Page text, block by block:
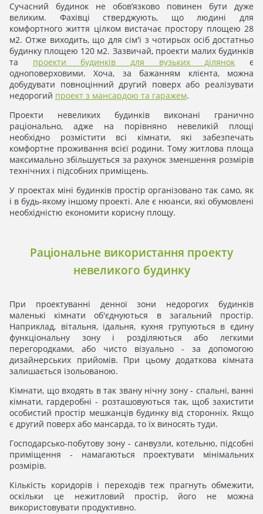
Сучасний будинок не обов’язково повинен бути дуже
великим. Фахівці стверджують, що людині для
комфортного життя цілком вистачає простору площею 28
м2. Отже виходить, що для сім'ї з чотирьох осіб достатньо
будинку площею 120 м2. Зазвичай, проекти малих будинків
та проекти будинків для вузьких ділянок є
одноповерховими. Хоча, за бажанням клієнта, можна
добудувати повноцінний другий поверх або реалізувати
недорогий проект з мансардою та гаражем.
Проекти невеликих будинків виконані гранично
раціонально, адже на порівняно невеликій площі
необхідно розмістити всі кімнати, які забезпечать
комфортне проживання всієї родини. Тому житлова площа
максимально збільшується за рахунок зменшення розмірів
технічних і підсобних приміщень.
У проектах міні будинків простір організовано так само, як
і в будь-якому іншому проекті. Але є нюанси, які обумовлені
необхідністю економити корисну площу.
Раціональне використання проекту
невеликого будинку
При проектуванні денної зони недорогих будинків
маленькі кімнати об'єднуються в загальний простір.
Наприклад, вітальня, їдальня, кухня групуються в єдину
функціональну зону і розділяються або легкими
перегородками, або чисто візуально - за допомогою
дизайнерських прийомів. При цьому додаткова кімната
залишається ізольованою.
Кімнати, що входять в так звану нічну зону - спальні, ванні
кімнати, гардеробні - розташовуються так, щоб захистити
особистий простір мешканців будинку від сторонніх. Якщо
є другий поверх або мансарда, то їх виносять туди.
Господарсько-побутову зону - санвузли, котельню, підсобні
приміщення - намагаються проектувати мінімальних
розмірів.
Кількість коридорів і переходів теж прагнуть обмежити,
оскільки це нежитловий простір, його не можна
використовувати продуктивно.